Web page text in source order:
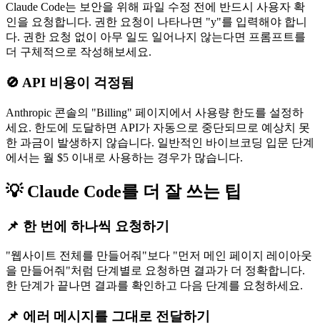
Claude Code는 보안을 위해 파일 수정 전에 반드시 사용자 확
인을 요청합니다. 권한 요청이 나타나면 "y"를 입력해야 합니
다. 권한 요청 없이 아무 일도 일어나지 않는다면 프롬프트를
더 구체적으로 작성해보세요.
🚫 API 비용이 걱정됨
Anthropic 콘솔의 "Billing" 페이지에서 사용량 한도를 설정하
세요. 한도에 도달하면 API가 자동으로 중단되므로 예상치 못
한 과금이 발생하지 않습니다. 일반적인 바이브코딩 입문 단계
에서는 월 $5 이내로 사용하는 경우가 많습니다.
💡 Claude Code를 더 잘 쓰는 팁
📌 한 번에 하나씩 요청하기
"웹사이트 전체를 만들어줘"보다 "먼저 메인 페이지 레이아웃
을 만들어줘"처럼 단계별로 요청하면 결과가 더 정확합니다.
한 단계가 끝나면 결과를 확인하고 다음 단계를 요청하세요.
📌 에러 메시지를 그대로 전달하기